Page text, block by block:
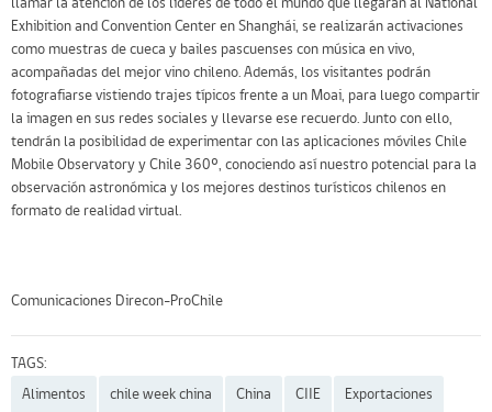
llamar la atención de los líderes de todo el mundo que llegarán al National
Exhibition and Convention Center en Shanghái, se realizarán activaciones
como muestras de cueca y bailes pascuenses con música en vivo,
acompañadas del mejor vino chileno. Además, los visitantes podrán
fotografiarse vistiendo trajes típicos frente a un Moai, para luego compartir
la imagen en sus redes sociales y llevarse ese recuerdo. Junto con ello,
tendrán la posibilidad de experimentar con las aplicaciones móviles Chile
Mobile Observatory y Chile 360º, conociendo así nuestro potencial para la
observación astronómica y los mejores destinos turísticos chilenos en
formato de realidad virtual.
Comunicaciones Direcon-ProChile
TAGS:
Alimentos
chile week china China CIIE Exportaciones